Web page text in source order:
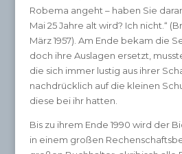
Robema angeht – haben Sie
Mai 25 Jahre alt wird? Ich nicht.“
März 1957). Am Ende bekam die
doch ihre Auslagen ersetzt,
die sich immer lustig aus ihrer
nachdrücklich auf die kleinen
diese bei ihr hatten.
Bis zu ihrem Ende 1990 wird der
in einem großen